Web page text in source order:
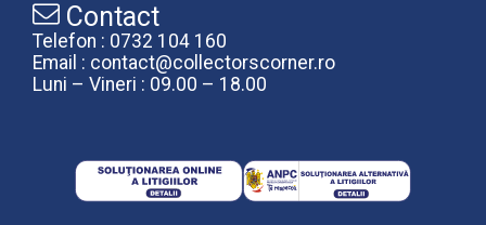
Contact
Telefon : 0732 104 160
Email : contact@collectorscorner.ro
Luni – Vineri : 09.00 – 18.00